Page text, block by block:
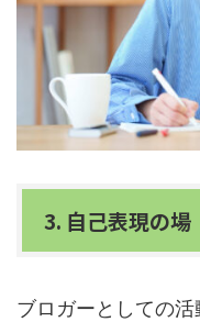
3. 自己表現の場
ブロガーとしての